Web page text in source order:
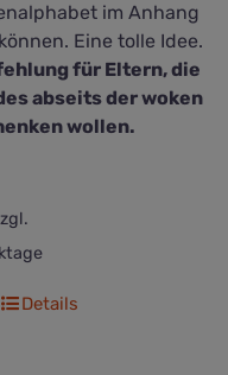
im Anhang
Eine tolle Idee.
für Eltern, die
abseits der woken
wollen.
Details